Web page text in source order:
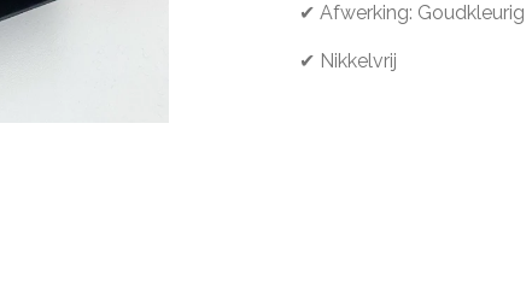
✔ Afwerking: Goudkleurig
✔ Nikkelvrij